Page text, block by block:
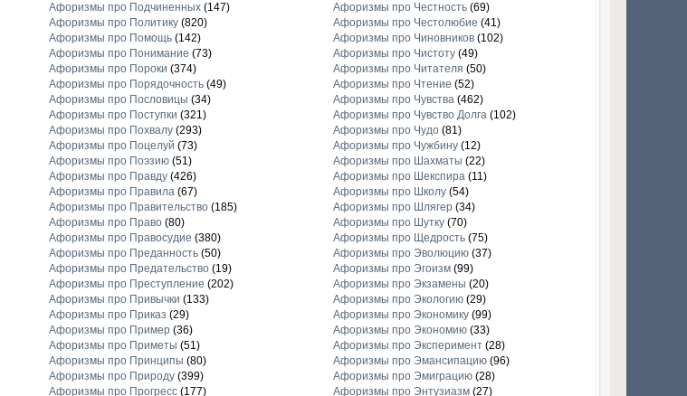
Афоризмы про Подчиненных(147)
Афоризмы про Политику(820)
Афоризмы про Помощь(142)
Афоризмы про Понимание (73)
Афоризмы про Пороки (374)
Афоризмы про Порядочность(49)
Афоризмы про Пословицы (34)
Афоризмы про Поступки (321)
Афоризмы про Похвалу(293)
Афоризмы про Поцелуй (73)
Афоризмы про Поэзию(51)
Афоризмы про Правду(426)
Афоризмы про Правила(67)
Афоризмы про Правительство(185)
Афоризмы про Право(80)
Афоризмы про Правосудие (380)
Афоризмы про Преданность(50)
Афоризмы про Предательство(19)
Афоризмы про Преступление (202)
Афоризмы про Привычки (133)
Афоризмы про Приказ (29)
Афоризмы про Пример(36)
Афоризмы про Приметы (51)
Афоризмы про Принципы (80)
Афоризмы про Природу(399)
Афоризмы про Прогресс(177)
Афоризмы про Честность(69)
Афоризмы про Честолюбие (41)
Афоризмы про Чиновников(102)
Афоризмы про Чистоту(49)
Афоризмы про Читателя (50)
Афоризмы про Чтение (52)
Афоризмы про Чувства(462)
Афоризмы про Чувство Долга(102)
Афоризмы про Чудо(81)
Афоризмы про Чужбину(12)
Афоризмы про Шахматы (22)
Афоризмы про Шекспира(11)
Афоризмы про Школу(54)
Афоризмы про Шлягер(34)
Афоризмы про Шутку(70)
Афоризмы про Щедрость(75)
Афоризмы про Эволюцию(37)
Афоризмы про Эгоизм(99)
Афоризмы про Экзамены (20)
Афоризмы про Экологию(29)
Афоризмы про Экономику(99)
Афоризмы про Экономию(33)
Афоризмы про Эксперимент(28)
Афоризмы про Эмансипацию(96)
Афоризмы про Эмиграцию(28)
Афоризмы про Энтузиазм(27)